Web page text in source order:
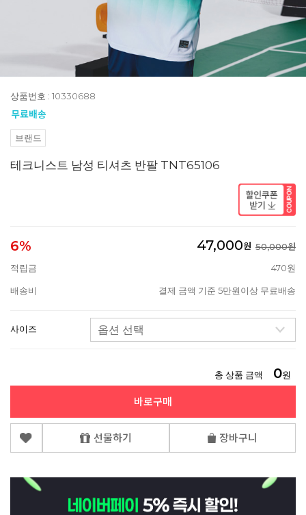
상품번호 : 10330688
브랜드
테크니스트 남성 티셔츠 반팔 TNT65106
6% 47,000원 50,000원
적립금
470원
배송비 결제 금액 기준 5만원이상 무료배송
사이즈
총 상품 금액 0원
바로구매
선물하기 장바구니